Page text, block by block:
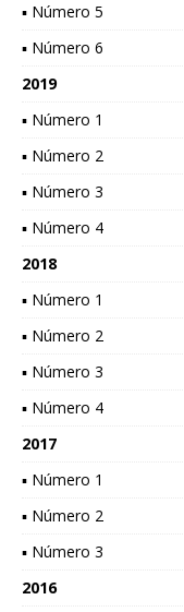
▪ Número 5
▪ Número 6
2019
▪ Número 1
▪ Número 2
▪ Número 3
▪ Número 4
2018
▪ Número 1
▪ Número 2
▪ Número 3
▪ Número 4
2017
▪ Número 1
▪ Número 2
▪ Número 3
2016